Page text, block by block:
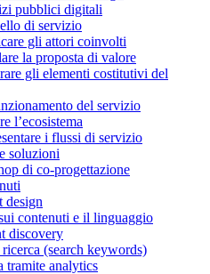
pubblici digitali
di servizio
gli attori coinvolti
la proposta di valore
gli elementi costitutivi del
del servizio
l’ecosistema
i flussi di servizio
soluzioni
di co-progettazione
design
contenuti e il linguaggio
discovery
(search keywords)
tramite analytics